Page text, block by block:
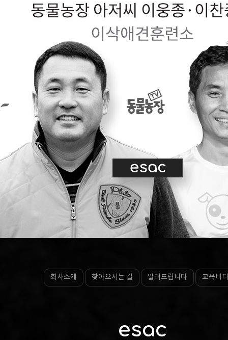
회사소개 찾아오시는 길 알려드립니다 교육비
esac